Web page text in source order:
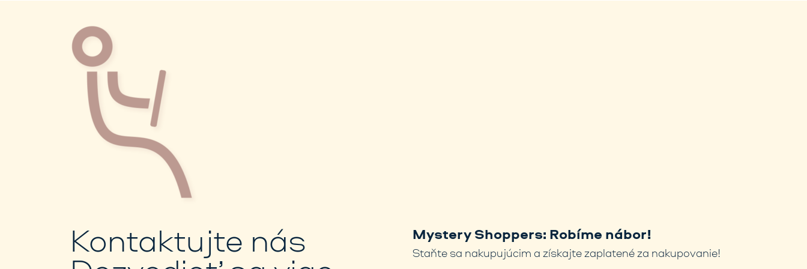
Kontaktujte nás Mystery Shoppers: Robíme nábor!
Staňte sa nakupujúcim a získajte zaplatené za nakupovanie!